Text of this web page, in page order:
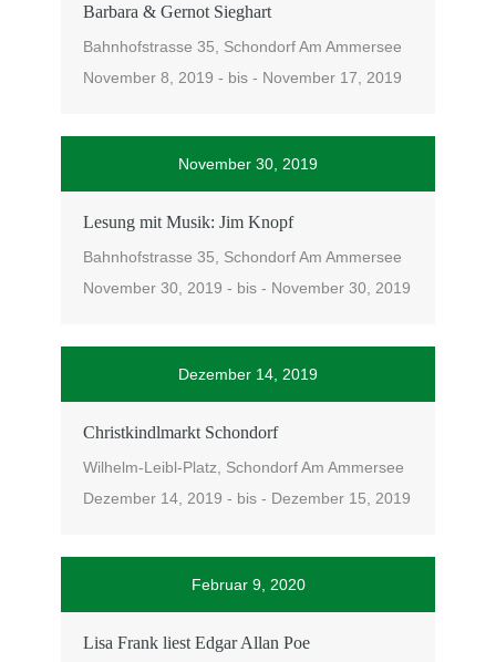
Barbara & Gernot Sieghart
Bahnhofstrasse 35, Schondorf Am Ammersee
November 8, 2019 - bis - November 17, 2019
November 30, 2019
Lesung mit Musik: Jim Knopf
Bahnhofstrasse 35, Schondorf Am Ammersee
November 30, 2019 - bis - November 30, 2019
Dezember 14, 2019
Christkindlmarkt Schondorf
Wilhelm-Leibl-Platz, Schondorf Am Ammersee
Dezember 14, 2019 - bis - Dezember 15, 2019
Februar 9, 2020
Lisa Frank liest Edgar Allan Poe